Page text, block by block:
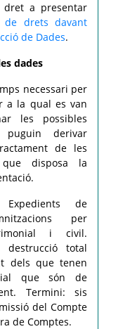
dret a presentar
de drets davant
de Dades.
dades
necessari per
a la qual es van
les possibles
puguin derivar
de les
disposa la
Expedients de
per
i civil.
destrucció total
dels que tenen
que són de
Termini: sis
del Compte
de Comptes.